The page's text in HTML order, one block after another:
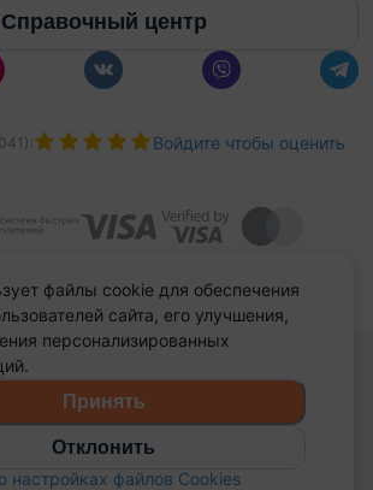
Справочный центр
): Войдите чтобы оценить
файлов куки
Копирование материалов допускается
ссылки.
файлы cookie для обеспечения
сайта, его улучшения,
персонализированных
Принять
Отклонить
настройках файлов Cookies